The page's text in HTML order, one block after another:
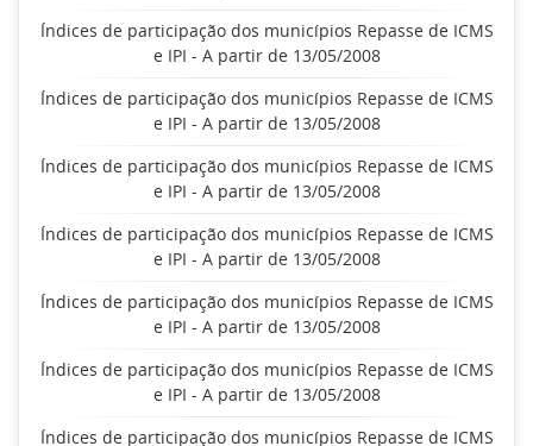
Índices de participação dos municípios Repasse de ICMS
e IPI - A partir de 13/05/2008
Índices de participação dos municípios Repasse de ICMS
e IPI - A partir de 13/05/2008
Índices de participação dos municípios Repasse de ICMS
e IPI - A partir de 13/05/2008
Índices de participação dos municípios Repasse de ICMS
e IPI - A partir de 13/05/2008
Índices de participação dos municípios Repasse de ICMS
e IPI - A partir de 13/05/2008
Índices de participação dos municípios Repasse de ICMS
e IPI - A partir de 13/05/2008
Índices de participação dos municípios Repasse de ICMS